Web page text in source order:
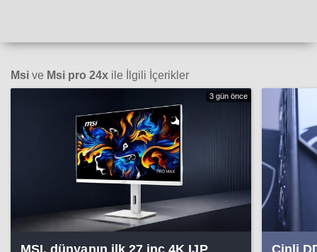
Msi ve Msi pro 24x ile İlgili İçerikler
3 gün önce